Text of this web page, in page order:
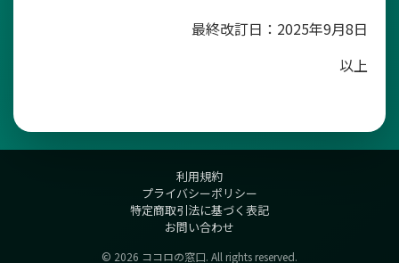
最終改訂日：2025年9月8日
以上
利用規約
プライバシーポリシー
特定商取引法に基づく表記
お問い合わせ
© 2026 ココロの窓口. All rights reserved.